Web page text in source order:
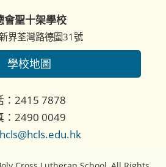
會聖十架學校
界荃灣路德圍31號
學校地圖
：2415 7878
：2490 0049
hcls@hcls.edu.hk